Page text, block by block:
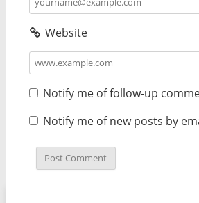
Website
Notify me of follow-up
Notify me of new posts by